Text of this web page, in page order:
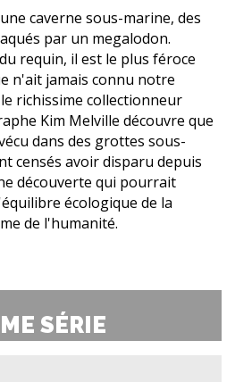
caverne sous-marine, des
par un megalodon.
requin, il est le plus féroce
n'ait jamais connu notre
richissime collectionneur
Kim Melville découvre que
dans des grottes sous-
censés avoir disparu depuis
découverte qui pourrait
écologique de la
de l'humanité.
SÉRIE